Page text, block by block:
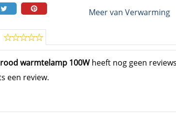
Meer van Verwarming
warmtelamp 100Wheeft nog geen
een review.